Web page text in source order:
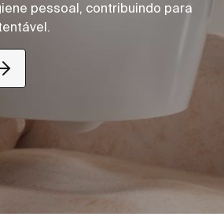
pessoal, contribuindo para